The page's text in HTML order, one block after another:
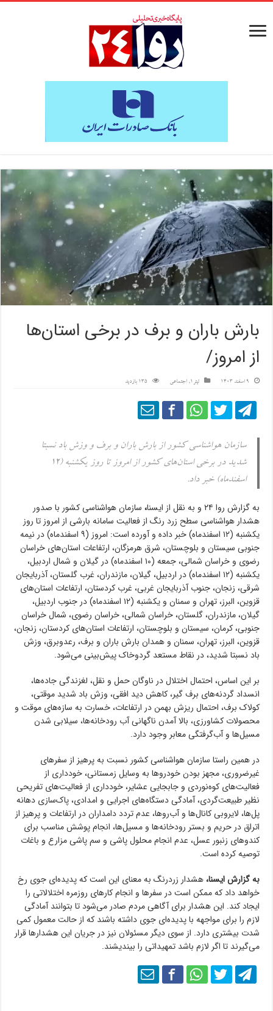
بارش باران و برف در برخی استان‌ها
از امروز/
9 اسفند 1403 تیتر1 ,اجتماعی 135 بازدید
سازمان هواشناسی کشور از بارش باران و برف و وزش باد نسبتا
شدید در برخی استان‌های کشور از امروز تا روز یکشنبه (۱۲
اسفندماه) خبر داد.
به گزارش روا ۲۴ و به نقل از ایسنا ، سازمان هواشناسی کشور با صدور
هشدار هواشناسی سطح زرد رنگ از فعالیت سامانه بارشی از امروز تا روز
یکشنبه (۱۲ اسفندماه) خبر داده و آورده است: امروز (۹ اسفندماه) در نیمه
جنوبی سیستان و بلوچستان، شرق هرمزگان، ارتفاعات استان‌های خراسان
رضوی و خراسان شمالی، جمعه (۱۰ اسفندماه) در گیلان و شمال اردبیل،
یکشنبه (۱۲ اسفندماه) در اردبیل، گیلان، مازندران، غرب گلستان، آذربایجان
شرقی، زنجان، جنوب آذربایجان غربی، غرب کردستان، ارتفاعات استان‌های
قزوین، البرز، تهران و سمنان و یکشنبه (۱۲ اسفندماه) در جنوب اردبیل،
گیلان، مازندران، گلستان، خراسان شمالی، خراسان رضوی، شمال خراسان
جنوبی، کرمان، سیستان و بلوچستان، ارتفاعات استان‌های کردستان، زنجان،
قزوین، البرز، تهران، سمنان و همدان بارش باران و برف، رعدوبرق، وزش
باد نسبتا شدید، در نقاط مستعد گردوخاک پیش‌بینی می‌شود.
بر این اساس، احتمال اختلال در ناوگان حمل و نقل، لغزندگی جاده‌ها،
انسداد گردنه‌های برف گیر، کاهش دید افقی، وزش باد شدید موقتی،
کولاک برف، احتمال ریزش بهمن در ارتفاعات، خسارت به سازه‌های موقت و
محصولات کشاورزی، بالا آمدن ناگهانی آب رودخانه‌ها، سیلابی شدن
مسیل‌ها و آب‌گرفتگی معابر وجود دارد.
در همین راستا سازمان هواشناسی کشور نسبت به پرهیز از سفرهای
غیرضروری، مجهز بودن خودروها به وسایل زمستانی، خودداری از
فعالیت‌های کوه‌نوردی و جابجایی عشایر، خودداری از فعالیت‌های تفریحی
نظیر طبیعت‌گردی، آمادگی دستگاه‌های اجرایی و امدادی، پاک‌سازی دهانه
پل‌ها، لایروبی کانال‌ها و آب‌روها، عدم تردد دامداران در ارتفاعات و پرهیز از
اتراق در حریم و بستر رودخانه‌ها و مسیل‌ها، انجام پوشش مناسب برای
کندوهای زنبور عسل، عدم انجام محلول پاشی و سم پاشی مزارع و باغات
توصیه کرده است.
به گزارش ایسنا،هشدار زردرنگ به معنای این است که پدیده‌ای جوی رخ
خواهد داد که ممکن است در سفرها و انجام کارهای روزمره اختلالاتی را
ایجاد کند. این هشدار برای آگاهی مردم صادر می‌شود تا بتوانند آمادگی
لازم را برای مواجهه با پدیده‌ای جوی داشته باشند که از حالت معمول کمی
شدت بیشتری دارد. از سوی دیگر مسئولان نیز در جریان این هشدارها قرار
می‌گیرند تا اگر لازم باشد تمهیداتی را بیندیشند.